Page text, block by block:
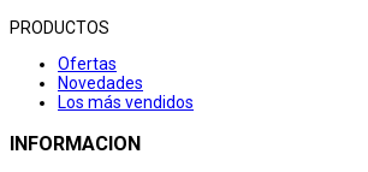
PRODUCTOS
Ofertas
Novedades
Los más vendidos
INFORMACION